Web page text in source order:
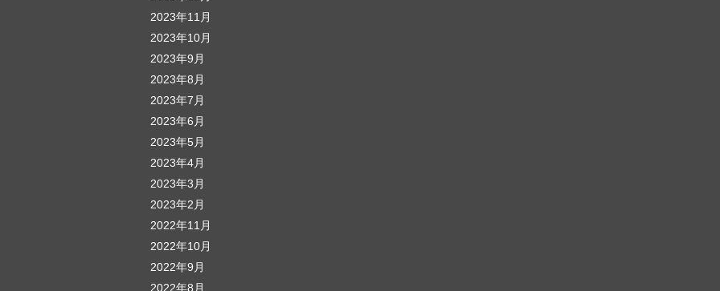
2023年11月
2023年10月
2023年9月
2023年8月
2023年7月
2023年6月
2023年5月
2023年4月
2023年3月
2023年2月
2022年11月
2022年10月
2022年9月
2022年8月